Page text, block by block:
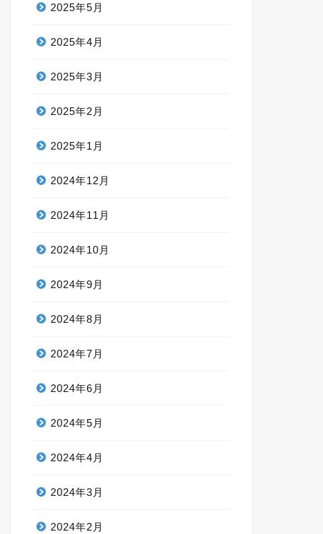
2025年5月
2025年4月
2025年3月
2025年2月
2025年1月
2024年12月
2024年11月
2024年10月
2024年9月
2024年8月
2024年7月
2024年6月
2024年5月
2024年4月
2024年3月
2024年2月